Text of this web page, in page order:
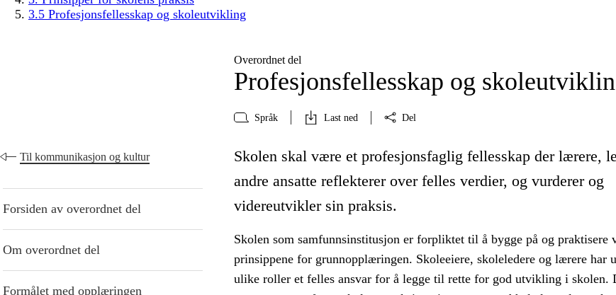
3.5 Profesjonsfellesskap og skoleutvikling
Overordnet del
Profesjonsfellesskap og
Språk Last ned Del
Til kommunikasjon og kultur
Forsiden av overordnet del
Om overordnet del
Formålet med opplæringen
Skolen skal være et profesjonsfaglig fellesskap der lærere,
andre ansatte reflekterer over felles verdier, og vurderer og
videreutvikler sin praksis.
Skolen som samfunnsinstitusjon er forpliktet til å bygge på og praktisere
prinsippene for grunnopplæringen. Skoleeiere, skoleledere og lærere har
ulike roller et felles ansvar for å legge til rette for god utvikling i skolen.